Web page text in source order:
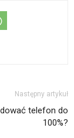
Następny artykuł
telefon do
100%?